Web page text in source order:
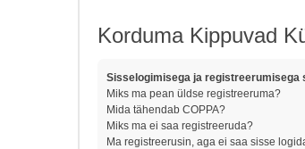
Korduma Kippuvad
Sisselogimisega ja registreerumisega
Miks ma pean üldse registreeruma?
Mida tähendab COPPA?
Miks ma ei saa registreeruda?
Ma registreerusin, aga ei saa sisse